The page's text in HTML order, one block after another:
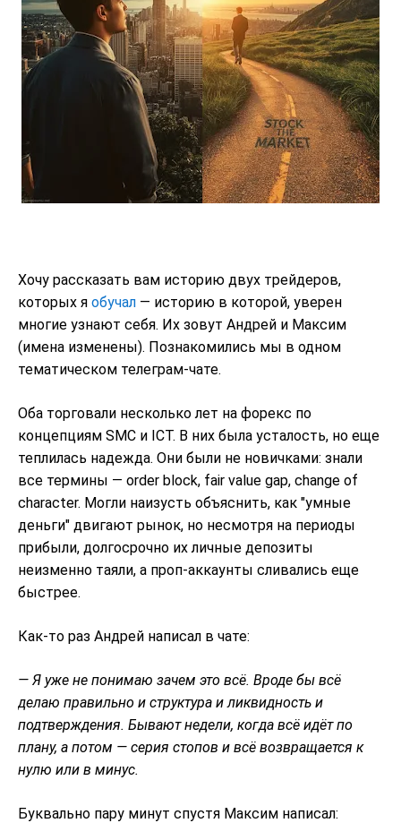
Хочу рассказать вам историю двух трейдеров,
которых я обучал — историю в которой, уверен
многие узнают себя. Их зовут Андрей и Максим
(имена изменены). Познакомились мы в одном
тематическом телеграм-чате.
Оба торговали несколько лет на форекс по
концепциям SMC и ICT. В них была усталость, но еще
теплилась надежда. Они были не новичками: знали
все термины — order block, fair value gap, change of
character. Могли наизусть объяснить, как "умные
деньги" двигают рынок, но несмотря на периоды
прибыли, долгосрочно их личные депозиты
неизменно таяли, а проп-аккаунты сливались еще
быстрее.
Как-то раз Андрей написал в чате:
— Я уже не понимаю зачем это всё. Вроде бы всё
делаю правильно и структура и ликвидность и
подтверждения. Бывают недели, когда всё идёт по
плану, а потом — серия стопов и всё возвращается к
нулю или в минус.
Буквально пару минут спустя Максим написал: